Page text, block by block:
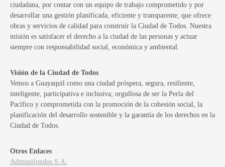
ciudadana, por contar con un equipo de trabajo comprometido y por
desarrollar una gestión planificada, eficiente y transparente, que ofrece
obras y servicios de calidad para construir la Ciudad de Todos. Nuestra
misión es satisfacer el derecho a la ciudad de las personas y actuar
siempre con responsabilidad social, económica y ambiental.
Visión de la Ciudad de Todos
Vemos a Guayaquil como una ciudad próspera, segura, resiliente,
inteligente, participativa e inclusiva; orgullosa de ser la Perla del
Pacífico y comprometida con la promoción de la cohesión social, la
planificación del desarrollo sostenible y la garantía de los derechos en la
Ciudad de Todos.
Otros Enlaces
Admunifondos S.A.